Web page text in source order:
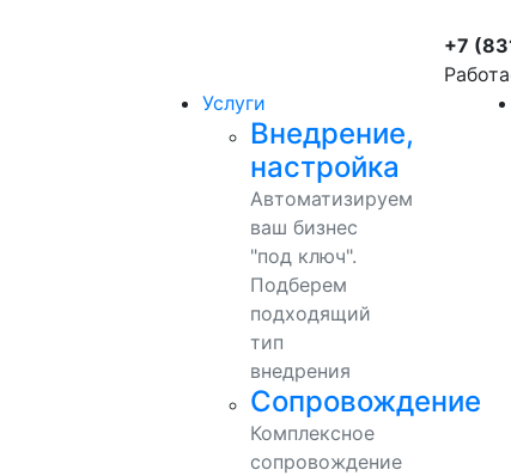
+7
Услуги
Внедрение,
настройка
Автоматизируем
ваш бизнес
"под ключ".
Подберем
подходящий
тип
внедрения
Сопровождение
Комплексное
сопровождение